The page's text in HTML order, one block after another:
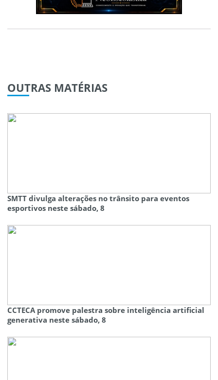
OUTRAS MATÉRIAS
SMTT divulga alterações no trânsito para eventos
esportivos neste sábado, 8
CCTECA promove palestra sobre inteligência artificial
generativa neste sábado, 8